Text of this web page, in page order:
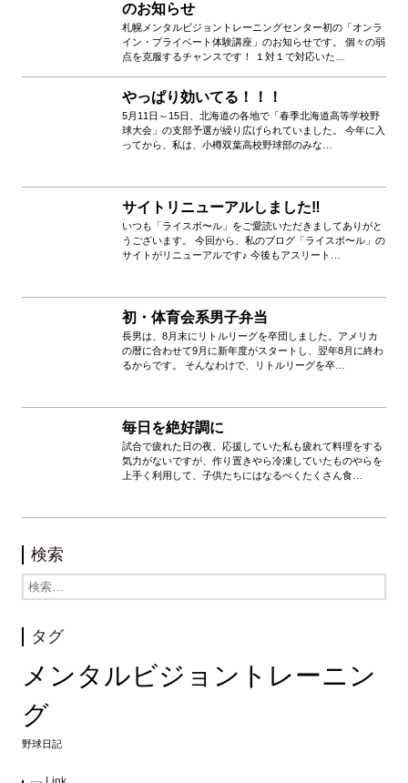
のお知らせ
札幌メンタルビジョントレーニングセンター初の「オンラ
イン・プライベート体験講座」のお知らせです。 個々の弱
点を克服するチャンスです！ １対１で対応いた…
やっぱり効いてる！！！
5月11日～15日、北海道の各地で「春季北海道高等学校野
球大会」の支部予選が繰り広げられていました。 今年に入
ってから、私は、小樽双葉高校野球部のみな…
サイトリニューアルしました‼️
いつも「ライスボ〜ル」をご愛読いただきましてありがと
うございます。 今回から、私のブログ「ライスボ〜ル」の
サイトがリニューアルです♪ 今後もアスリート…
初・体育会系男子弁当
長男は、8月末にリトルリーグを卒団しました。アメリカ
の暦に合わせて9月に新年度がスタートし、翌年8月に終わ
るからです。 そんなわけで、リトルリーグを卒…
毎日を絶好調に
試合で疲れた日の夜、応援していた私も疲れて料理をする
気力がないですが、作り置きやら冷凍していたものやらを
上手く利用して、子供たちにはなるべくたくさん食…
検索
タグ
メンタルビジョントレーニン
グ
野球日記